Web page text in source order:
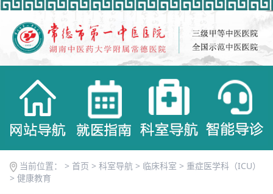
当前位置： > 首页 > 科室导航 > 临床科室 > 重症医学科（ICU）
> 健康教育